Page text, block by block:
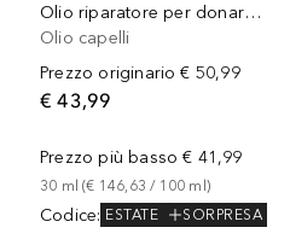
Olio riparatore per donare lucentezza ai capelli danneggiati senza appesantirli
Olio capelli
Prezzo originario € 50,99
€ 43,99
Prezzo più basso € 41,99
30 ml (€ 146,63 / 100 ml)
Codice: ESTATE SORPRESA